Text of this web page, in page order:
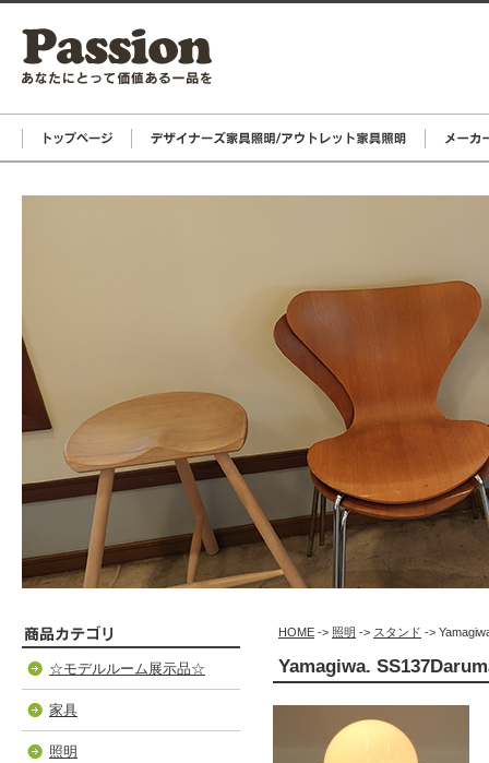
☆モデルルーム展示品☆
家具
照明
HOME -> 照明 -> スタンド ->
Yamagiwa.